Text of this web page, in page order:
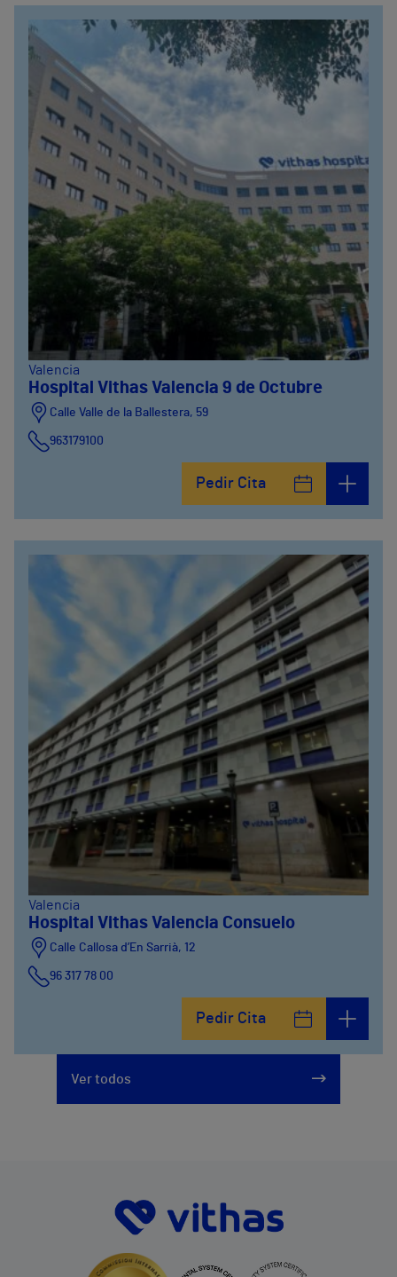
Valencia
Hospital Vithas Valencia 9 de Octubre
Calle Valle de la Ballestera, 59
963179100
Pedir Cita
Valencia
Hospital Vithas Valencia Consuelo
Calle Callosa d’En Sarrià, 12
96 317 78 00
Pedir Cita
Ver todos